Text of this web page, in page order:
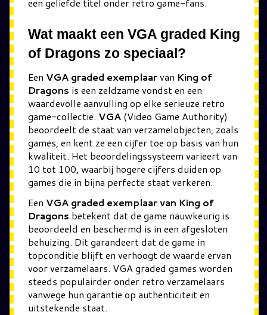
Wat maakt een VGA graded King
of Dragons zo speciaal?
Een VGA graded exemplaarvan King of
Dragons is een zeldzame vondst en een
waardevolle aanvulling op elke serieuze retro
game-collectie. VGA (Video Game Authority)
beoordeelt de staat van verzamelobjecten, zoals
games, en kent ze een cijfer toe op basis van hun
kwaliteit. Het beoordelingssysteem varieert van
10 tot 100, waarbij hogere cijfers duiden op
games die in bijna perfecte staat verkeren.
Een VGA graded exemplaar van King of
Dragons betekent dat de game nauwkeurig is
beoordeeld en beschermd is in een afgesloten
behuizing. Dit garandeert dat de game in
topconditie blijft en verhoogt de waarde ervan
voor verzamelaars. VGA graded games worden
steeds populairder onder retro verzamelaars
vanwege hun garantie op authenticiteit en
uitstekende staat.